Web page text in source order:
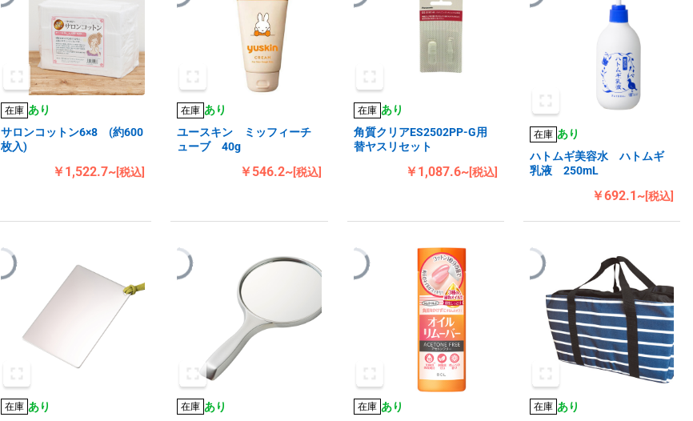
在庫 あり
サロンコットン6×8 (約600
枚入)
￥1,522.7~[税込]
在庫 あり
ユースキン ミッフィーチ
ューブ 40g
￥546.2~[税込]
在庫 あり
角質クリアES2502PP-G用
替ヤスリセット
￥1,087.6~[税込]
在庫 あり
ハトムギ美容水 ハトムギ
乳液 250mL
￥692.1~[税込]
在庫 あり
在庫 あり
在庫 あり
在庫 あり